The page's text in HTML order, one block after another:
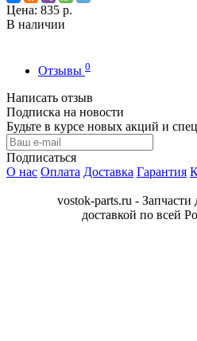
Цена: 835 р.
В наличии
Отзывы 0
Написать отзыв
Подписка на новости
Будьте в курсе новых акций и
Подписаться
О нас Оплата Доставка Гарантия
vostok-parts.ru -
доставкой по всей